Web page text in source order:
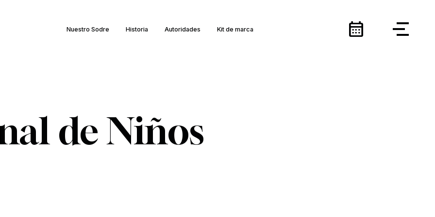
Nuestro Sodre Historia Autoridades Kit de marca calendar_month
de Niños